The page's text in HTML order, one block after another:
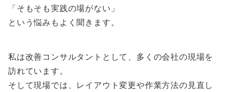
「そもそも実践の場がない」
という悩みもよく聞きます。
私は改善コンサルタントとして、多くの会社の現場を
訪れています。
そして現場では、レイアウト変更や作業方法の見直し